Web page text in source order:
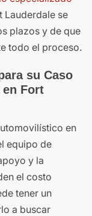
Lauderdale se
plazos y de que
todo el proceso.
su Caso
Fort
en
equipo de
y la
el costo
tener un
a buscar